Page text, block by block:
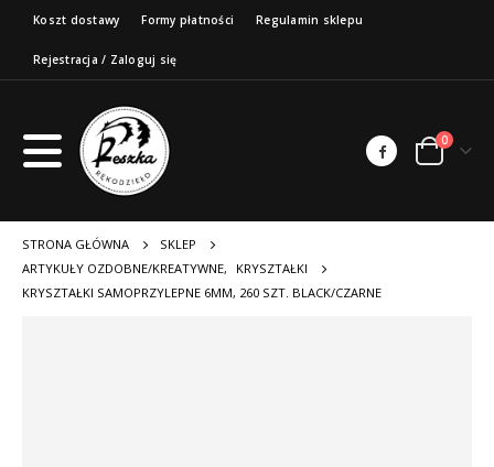
Koszt dostawy Formy płatności Regulamin sklepu
Rejestracja / Zaloguj się
0
STRONA GŁÓWNA
SKLEP
ARTYKUŁY OZDOBNE/KREATYWNE,
KRYSZTAŁKI
KRYSZTAŁKI SAMOPRZYLEPNE 6MM, 260 SZT. BLACK/CZARNE